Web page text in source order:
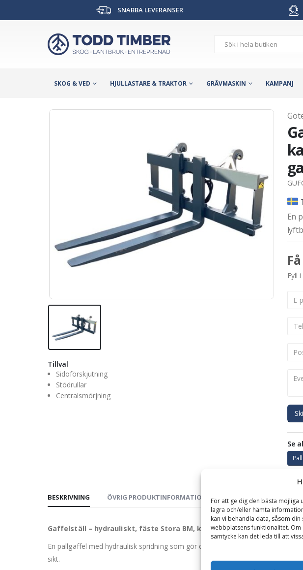
För att ge dig den bästa möjliga
lagra och/eller hämta
kan vi behandla data, såsom
webbplatsens funktionalitet.
samtycke kan det leda till att
SNABBA LEVERANSER
SKOG & VED HJULLASTARE & TRAKTOR GRÄVMASKIN KAMPANJ
Tillval
Sidoförskjutning
Stödrullar
Centralsmörjning
En
Fyll
Se
BESKRIVNING ÖVRIG PRODUKTINFORMATION GARANTI
Gaffelställ – hydrauliskt, fäste Stora BM, kapacitet 6900 kg, rambredd
En pallgaffel med hydraulisk spridning som gör det enkelt att justera
sikt.